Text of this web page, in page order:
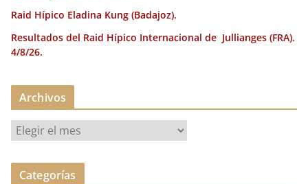
Raid Hípico Eladina Kung (Badajoz).
Resultados del Raid Hípico Internacional de Jullianges (FRA).
4/8/26.
Archivos
c
Categorías